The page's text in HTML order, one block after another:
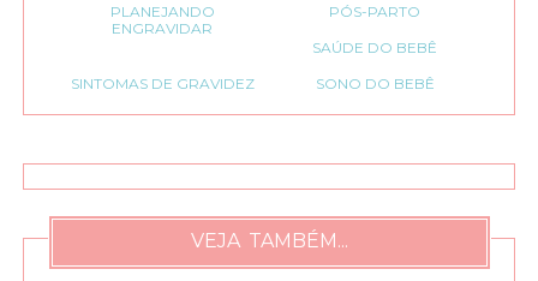
PLANEJANDO
ENGRAVIDAR
PÓS-PARTO
SAÚDE DO BEBÊ
SINTOMAS DE GRAVIDEZ
SONO DO BEBÊ
VEJA TAMBÉM...